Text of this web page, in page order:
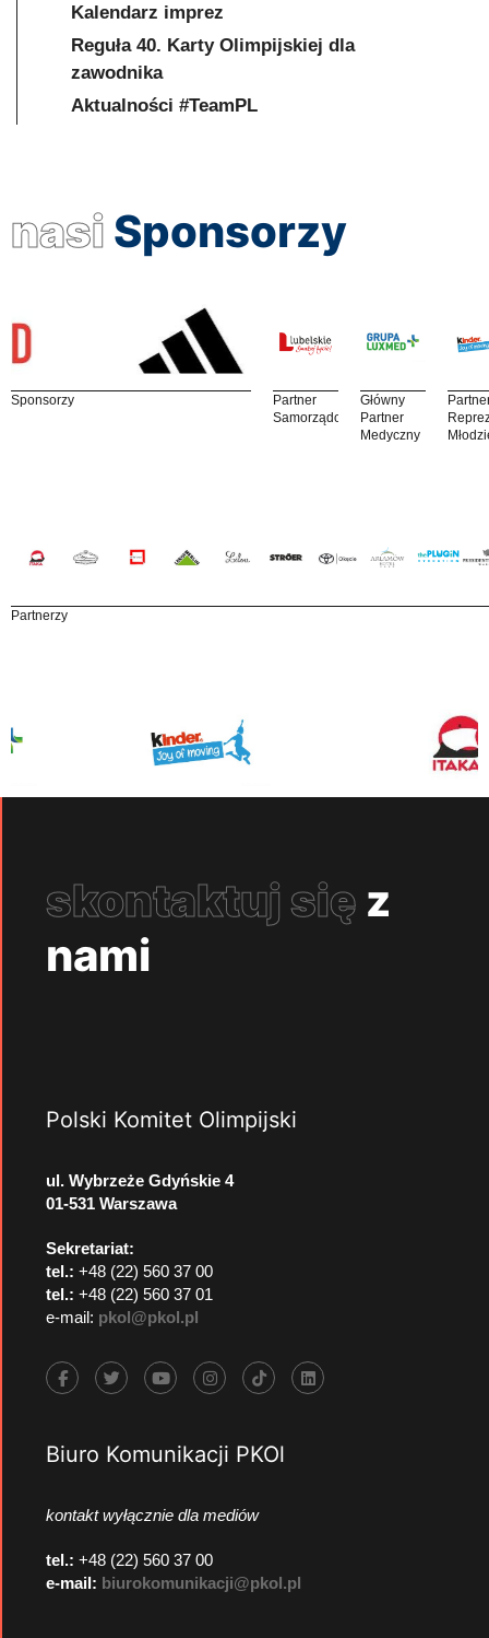
Kalendarz imprez
Reguła 40. Karty Olimpijskiej dla
zawodnika
Aktualności #TeamPL
nasi Sponsorzy
Sponsorzy
Partner
Samorządowy
Główny
Partner
Medyczny
Partnerzy
skontaktuj się z
nami
Polski Komitet Olimpijski
ul. Wybrzeże Gdyńskie 4
01-531 Warszawa
Sekretariat:
tel.: +48 (22) 560 37 00
tel.: +48 (22) 560 37 01
e-mail: pkol@pkol.pl
Biuro Komunikacji PKOl
kontakt wyłącznie dla mediów
tel.: +48 (22) 560 37 00
e-mail: biurokomunikacji@pkol.pl